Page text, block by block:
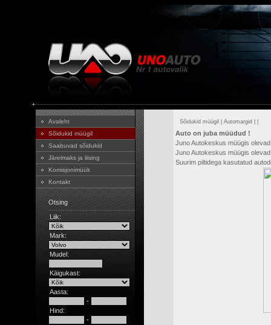
Avaleht
Sõidukid müügil
Saabuvad sõidukid
Järelmaks ja liising
Komisjonimüük
Kontakt
Otsing
Liik:
Mark:
Mudel:
Käigukast:
Aasta:
-
Hind:
-
Sõidukid müügil Automargid
Auto on juba müüdud !
Juno Autokeskus müügis
Juno Autokeskus müügis
Suurim piltidega kasutatud